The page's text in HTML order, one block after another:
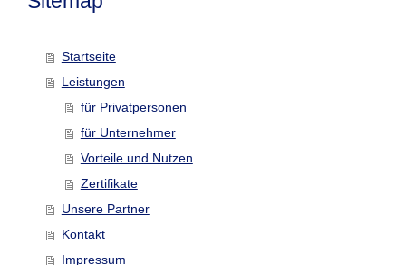
Startseite
Leistungen
für Privatpersonen
für Unternehmer
Vorteile und Nutzen
Zertifikate
Unsere Partner
Kontakt
Impressum